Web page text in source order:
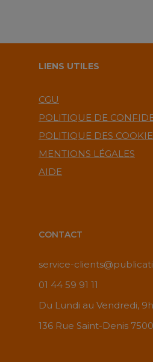
LIENS UTILES
CGU
POLITIQUE DE
POLITIQUE DES
MENTIONS LÉGALES
AIDE
CONTACT
service-
01 44 59 91 11
Du Lundi au Vendredi,
136 Rue Saint-Denis